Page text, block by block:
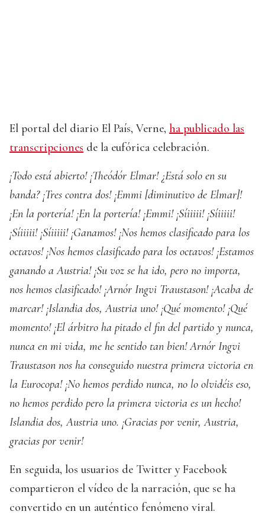
El portal del diario El País, Verne, ha publicado las
transcripciones de la eufórica celebración.
¡Todo está abierto! ¡Theódór Elmar! ¿Está solo en su
banda? ¡Tres contra dos! ¡Emmi [diminutivo de Elmar]!
¡En la portería! ¡En la portería! ¡Emmi! ¡Síiiiii! ¡Síiiiii!
¡Síiiiii! ¡Síiiiii! ¡Ganamos! ¡Nos hemos clasificado para los
octavos! ¡Nos hemos clasificado para los octavos! ¡Estamos
ganando a Austria! ¡Su voz se ha ido, pero no importa,
nos hemos clasificado! ¡Arnór Ingvi Traustason! ¡Acaba de
marcar! ¡Islandia dos, Austria uno! ¡Qué momento! ¡Qué
momento! ¡El árbitro ha pitado el fin del partido y nunca,
nunca en mi vida, me he sentido tan bien! Arnór Ingvi
Traustason nos ha conseguido nuestra primera victoria en
la Eurocopa! ¡No hemos perdido nunca, no lo olvidéis eso,
no hemos perdido pero la primera victoria es un hecho!
Islandia dos, Austria uno. ¡Gracias por venir, Austria,
gracias por venir!
En seguida, los usuarios de Twitter y Facebook
compartieron el vídeo de la narración, que se ha
convertido en un auténtico fenómeno viral.